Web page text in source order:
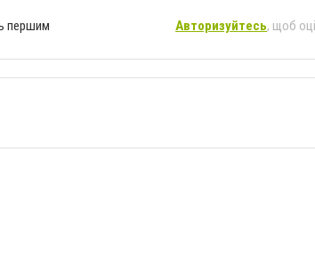
першим Авторизуйтесь, щоб